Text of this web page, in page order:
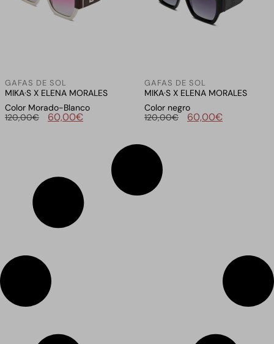
GAFAS DE SOL
MIKA·S X ELENA MORALES
Color Morado-Blanco
120,00€ 60,00€
GAFAS DE SOL
MIKA·S X ELENA MORALES
Color negro
120,00€ 60,00€